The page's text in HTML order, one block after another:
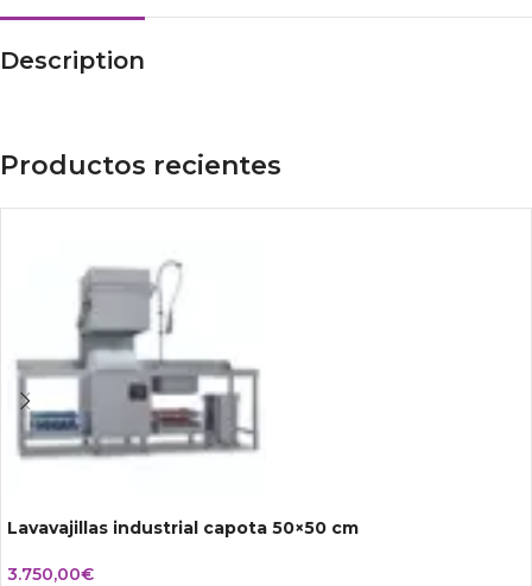
Description
Productos recientes
Lavavajillas industrial capota 50×50 cm
3.750,00€